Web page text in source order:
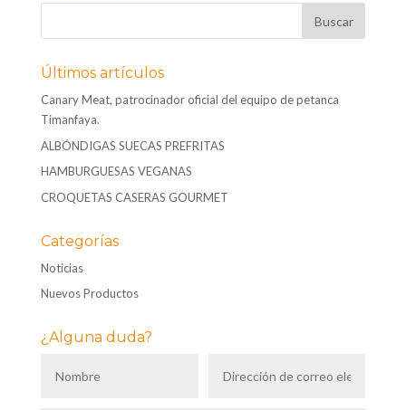
Últimos artículos
Canary Meat, patrocinador oficial del equipo de petanca
Timanfaya.
ALBÓNDIGAS SUECAS PREFRITAS
HAMBURGUESAS VEGANAS
CROQUETAS CASERAS GOURMET
Categorías
Noticias
Nuevos Productos
¿Alguna duda?